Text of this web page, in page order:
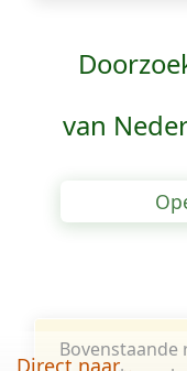
van
Direct naar...